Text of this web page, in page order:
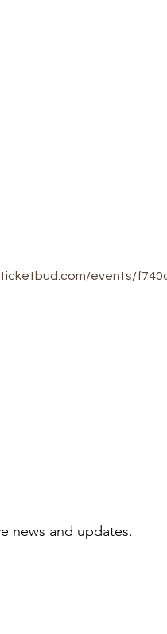
events/
news and updates.